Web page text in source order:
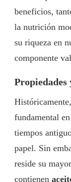
beneficios,
la nutrición
su riqueza en
componente
Propiedades
fundamental
tiempos
papel. Sin
reside su
contienen